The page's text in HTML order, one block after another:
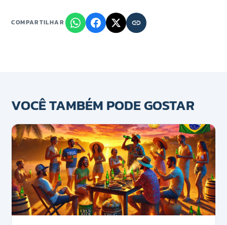
COMPARTILHAR
VOCÊ TAMBÉM PODE GOSTAR